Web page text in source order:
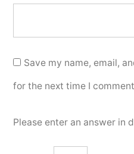
Save my name, email,
for the next time I
Please enter an answer in